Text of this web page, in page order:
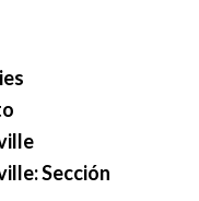
Sección